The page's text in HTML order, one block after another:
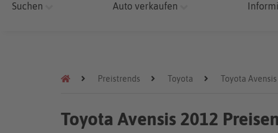
Suchen Auto verkaufen
Preistrends Toyota Toyota Avensis
Toyota Avensis 2012